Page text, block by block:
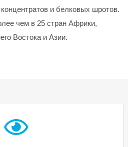
и белковых шротов.
чем в 25 стран Африки,
Востока и Азии.